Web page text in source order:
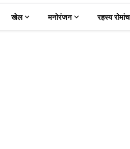
खेल मनोरंजन रहस्य रोमांच